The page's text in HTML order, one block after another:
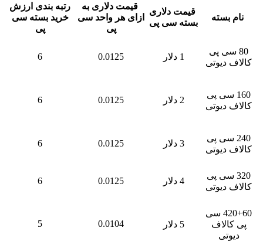
قیمت دلاری
بسته سی پی
قیمت دلاری به
ازای هر واحد سی
پی
رتبه بندی ارزش
خرید بسته سی
پی
1 دلار
سی پی
2 دلار
سی پی
3 دلار
سی پی
4 دلار
420+60 سی
5 دلار